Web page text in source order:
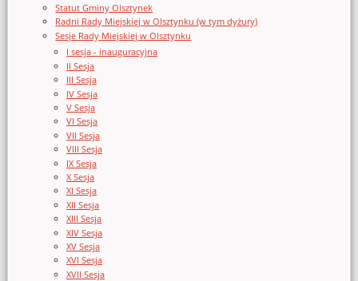
Statut Gminy Olsztynek
Radni Rady Miejskiej w Olsztynku (w tym dyżury)
Sesje Rady Miejskiej w Olsztynku
I sesja - inauguracyjna
II Sesja
III Sesja
IV Sesja
V Sesja
VI Sesja
VII Sesja
VIII Sesja
IX Sesja
X Sesja
XI Sesja
XII Sesja
XIII Sesja
XIV Sesja
XV Sesja
XVI Sesja
XVII Sesja